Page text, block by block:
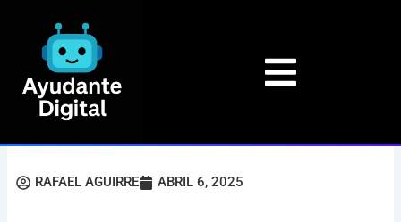
contenido
RAFAEL AGUIRRE ABRIL 6, 2025